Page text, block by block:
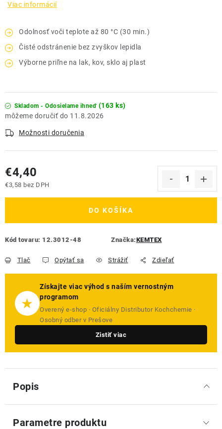
Viac informácií
Odolnosť voči teplote až 80 °C (30 min.)
Čisté odstránenie bez zvyškov lepidla
Výborne priľne na lak, kov, sklo aj plast
Skladom - Odosielame ihneď (163 ks)
11.8.2026
Možnosti doručenia
€4,40
€3,58 bez DPH
DO KOŠÍKA
Kód tovaru: 12.3012-48 Značka:KEMTEX
Tlač Opýtať sa Strážiť Zdieľať
★
Získajte viac výhod s naším vernostným
programom
Overený e-shop · Oficiálny Distributor Kochchemie ·
Osobný odber v Prešove
Zistiť viac
Popis
Parametre produktu